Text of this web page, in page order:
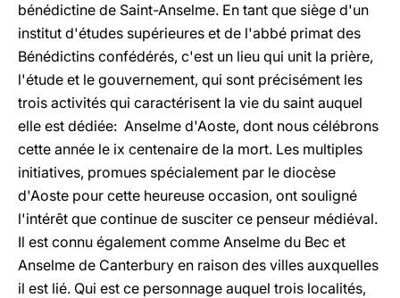
bénédictine de Saint-Anselme. En tant que siège d'un
institut d'études supérieures et de l'abbé primat des
Bénédictins confédérés, c'est un lieu qui unit la prière,
l'étude et le gouvernement, qui sont précisément les
trois activités qui caractérisent la vie du saint auquel
elle est dédiée: Anselme d'Aoste, dont nous célébrons
cette année le ix centenaire de la mort. Les multiples
initiatives, promues spécialement par le diocèse
d'Aoste pour cette heureuse occasion, ont souligné
l'intérêt que continue de susciter ce penseur médiéval.
Il est connu également comme Anselme du Bec et
Anselme de Canterbury en raison des villes auxquelles
il est lié. Qui est ce personnage auquel trois localités,